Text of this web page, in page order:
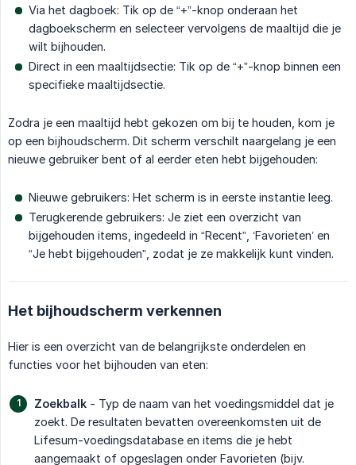
Via het dagboek: Tik op de “+”-knop onderaan het
dagboekscherm en selecteer vervolgens de maaltijd die je
wilt bijhouden.
Direct in een maaltijdsectie: Tik op de “+”-knop binnen een
specifieke maaltijdsectie.
Zodra je een maaltijd hebt gekozen om bij te houden, kom je
op een bijhoudscherm. Dit scherm verschilt naargelang je een
nieuwe gebruiker bent of al eerder eten hebt bijgehouden:
Nieuwe gebruikers: Het scherm is in eerste instantie leeg.
Terugkerende gebruikers: Je ziet een overzicht van
bijgehouden items, ingedeeld in “Recent”, ‘Favorieten’ en
“Je hebt bijgehouden”, zodat je ze makkelijk kunt vinden.
Het bijhoudscherm verkennen
Hier is een overzicht van de belangrijkste onderdelen en
functies voor het bijhouden van eten:
Zoekbalk - Typ de naam van het voedingsmiddel dat je
zoekt. De resultaten bevatten overeenkomsten uit de
Lifesum-voedingsdatabase en items die je hebt
aangemaakt of opgeslagen onder Favorieten (bijv.